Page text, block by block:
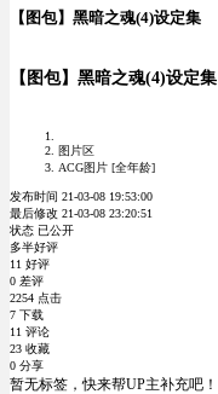
【图包】黑暗之魂(4)设定集
【图包】黑暗之魂(4)设定集
图片区
ACG图片 [全年龄]
发布时间 21-03-08 19:53:00
最后修改 21-03-08 23:20:51
状态 已公开
多半好评
11 好评
0 差评
2254 点击
7 下载
11 评论
23 收藏
0 分享
暂无标签，快来帮UP主补充吧！